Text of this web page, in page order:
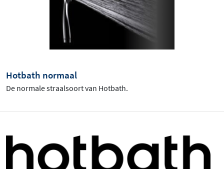
Hotbath normaal
De normale straalsoort van Hotbath.